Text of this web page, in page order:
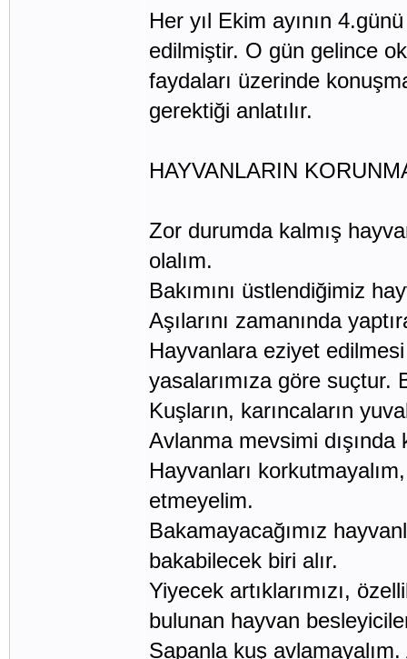
Her yıl Ekim ayının
edilmiştir. O gün gelince
faydaları üzerinde
gerektiği anlatılır.
HAYVANLARIN
Zor durumda kalmış
olalım.
Bakımını üstlendiğimiz
Aşılarını zamanında
Hayvanlara eziyet
yasalarımıza göre suçtur.
Kuşların, karıncaların
Avlanma mevsimi dışında
Hayvanları
etmeyelim.
Bakamayacağımız
bakabilecek biri alır.
Yiyecek artıklarımızı,
bulunan hayvan
Sapanla kuş